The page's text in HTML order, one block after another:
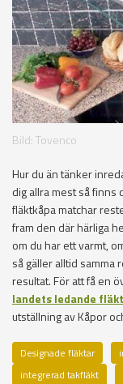
Bild: Tovenco
Hur du än tänker
dig allra mest så finns
fläktkåpa matchar
fram den där härliga
om du har ett varmt,
så gäller alltid samma
resultat. För att få en
landets ledande
utställning av Kåpor
Designade fläktar
integrerad takfläkt